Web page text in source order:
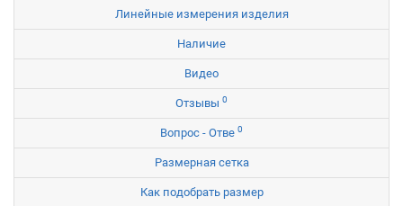
Линейные измерения изделия
Наличие
Видео
Отзывы 0
Вопрос - Отве 0
Размерная сетка
Как подобрать размер